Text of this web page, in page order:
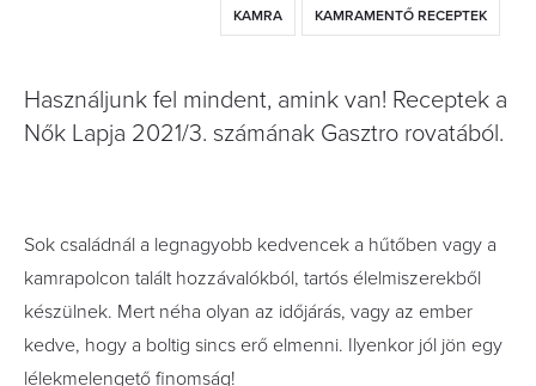
KAMRA KAMRAMENTŐ RECEPTEK
Használjunk fel mindent, amink van! Receptek a
Nők Lapja 2021/3. számának Gasztro rovatából.
Sok családnál a legnagyobb kedvencek a hűtőben vagy a
kamrapolcon talált hozzávalókból, tartós élelmiszerekből
készülnek. Mert néha olyan az időjárás, vagy az ember
kedve, hogy a boltig sincs erő elmenni. Ilyenkor jól jön egy
lélekmelengető finomság!